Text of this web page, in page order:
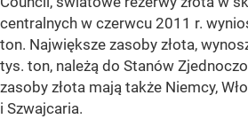
centralnych w czerwcu 2011 r.
ton. Największe zasoby złota,
tys. ton, należą do Stanów
zasoby złota mają także Niemcy,
i Szwajcaria.